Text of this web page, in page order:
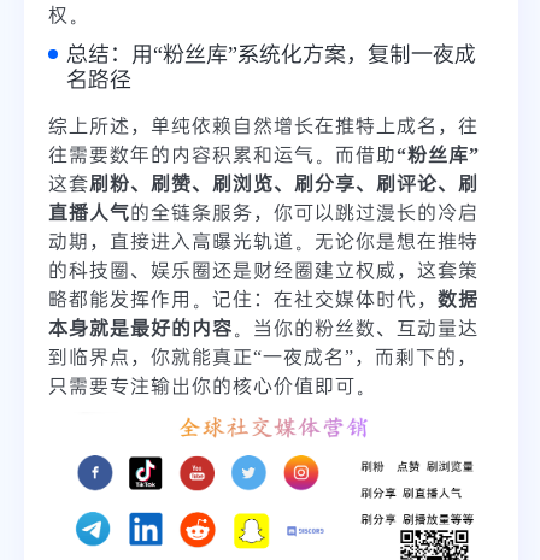
权。
总结：用“粉丝库”系统化方案，复制一夜成
名路径
综上所述，单纯依赖自然增长在推特上成名，往
往需要数年的内容积累和运气。而借助“粉丝库”
这套刷粉、刷赞、刷浏览、刷分享、刷评论、刷
直播人气的全链条服务，你可以跳过漫长的冷启
动期，直接进入高曝光轨道。无论你是想在推特
的科技圈、娱乐圈还是财经圈建立权威，这套策
略都能发挥作用。记住：在社交媒体时代， 数据
本身就是最好的内容。当你的粉丝数、互动量达
到临界点，你就能真正“一夜成名”，而剩下的，
只需要专注输出你的核心价值即可。